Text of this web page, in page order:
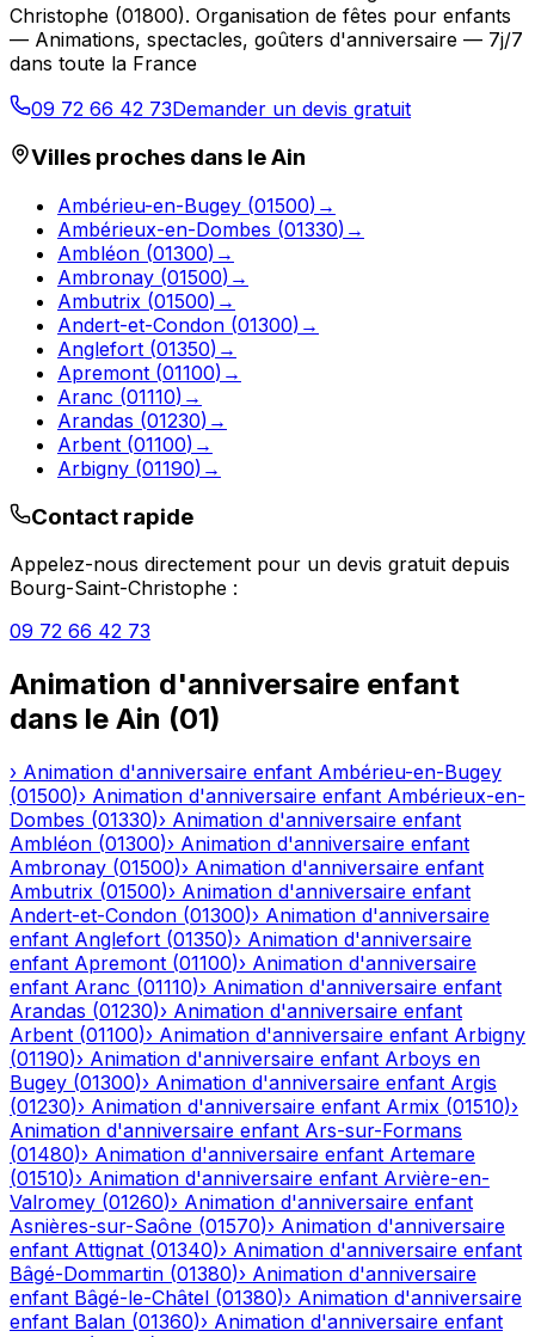
Christophe (01800). Organisation de fêtes pour enfants
— Animations, spectacles, goûters d'anniversaire — 7j/7
dans toute la France
09 72 66 42 73Demander un devis gratuit
Villes proches dans leAin
Ambérieu-en-Bugey (01500) →
Ambérieux-en-Dombes (01330) →
Ambléon (01300) →
Ambronay (01500) →
Ambutrix (01500) →
Andert-et-Condon (01300) →
Anglefort (01350) →
Apremont (01100) →
Aranc (01110) →
Arandas (01230) →
Arbent (01100) →
Arbigny (01190) →
Contact rapide
Appelez-nous directement pour un devis gratuit depuis
Bourg-Saint-Christophe :
09 72 66 42 73
Animation d'anniversaire enfant
dans le Ain (01)
› Animation d'anniversaire enfant Ambérieu-en-Bugey
(01500)› Animation d'anniversaire enfant Ambérieux-en-
Dombes (01330)› Animation d'anniversaire enfant
Ambléon (01300)› Animation d'anniversaire enfant
Ambronay (01500)› Animation d'anniversaire enfant
Ambutrix (01500)› Animation d'anniversaire enfant
Andert-et-Condon (01300)› Animation d'anniversaire
enfant Anglefort (01350)› Animation d'anniversaire
enfant Apremont (01100)› Animation d'anniversaire
enfant Aranc (01110)› Animation d'anniversaire enfant
Arandas (01230)› Animation d'anniversaire enfant
Arbent (01100)› Animation d'anniversaire enfant Arbigny
(01190)› Animation d'anniversaire enfant Arboys en
Bugey (01300)› Animation d'anniversaire enfant Argis
(01230)› Animation d'anniversaire enfant Armix (01510)›
Animation d'anniversaire enfant Ars-sur-Formans
(01480)› Animation d'anniversaire enfant Artemare
(01510)› Animation d'anniversaire enfant Arvière-en-
Valromey (01260)› Animation d'anniversaire enfant
Asnières-sur-Saône (01570)› Animation d'anniversaire
enfant Attignat (01340)› Animation d'anniversaire enfant
Bâgé-Dommartin (01380)› Animation d'anniversaire
enfant Bâgé-le-Châtel (01380)› Animation d'anniversaire
enfant Balan (01360)› Animation d'anniversaire enfant